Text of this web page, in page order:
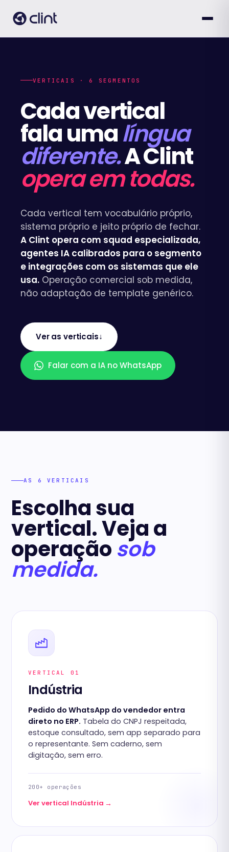
VERTICAIS · 6 SEGMENTOS
Cada vertical
fala umalíngua
diferente.A Clint
opera em todas.
Cada vertical tem vocabulário próprio,
sistema próprio e jeito próprio de fechar.
A Clint opera com squad especializada,
agentes IA calibrados para o segmento
e integrações com os sistemas que ele
usa. Operação comercial sob medida,
não adaptação de template genérico.
Ver as verticais↓
Falar com a IA no WhatsApp
AS 6 VERTICAIS
Escolha sua
vertical. Veja a
operação sob
medida.
VERTICAL 01
Indústria
Pedido do WhatsApp do vendedor entra
direto no ERP. Tabela do CNPJ respeitada,
estoque consultado, sem app separado para
o representante. Sem caderno, sem
digitação, sem erro.
200+ operações
Ver vertical Indústria →